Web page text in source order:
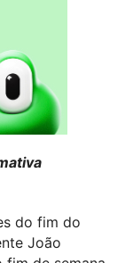
do fim do
João